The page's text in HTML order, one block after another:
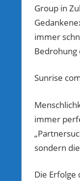
Group in
immer
Bedrohung
Sunrise
immer
sondern
Die Erfolge